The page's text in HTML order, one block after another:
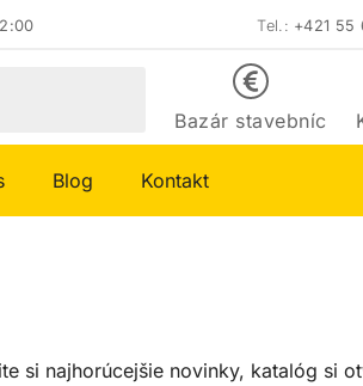
Tel.: +421 55
Bazár stavebníc
Blog Kontakt
si najhorúcejšie novinky, katalóg si